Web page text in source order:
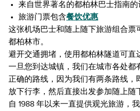
来自世界著名的都柏林巴士指南的
旅游门票包含餐饮优惠
这张机场巴士和随上随下旅游组合票
都柏林市。
避开交通拥堵，使用都柏林隧道可直
一旦您到达城镇，我们在城市各处都
正确的路线，因为我们有两条路线，
放下行李，然后直接出发参加随上随
自 1988 年以来一直提供观光旅游，